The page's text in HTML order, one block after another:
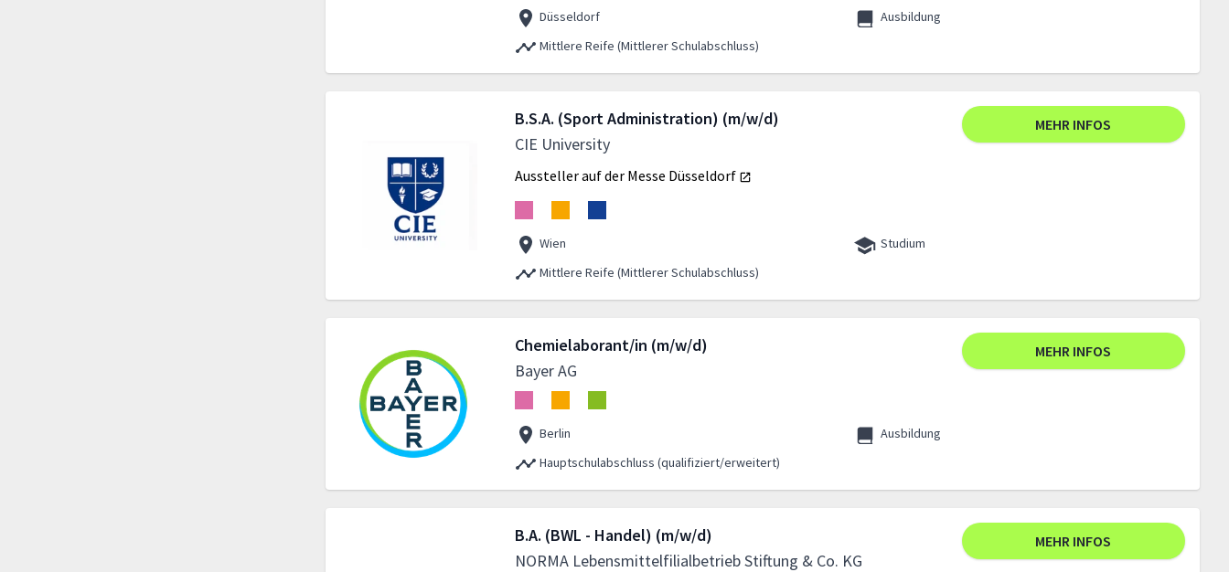
Düsseldorf
Ausbildung
Mittlere Reife (Mittlerer Schulabschluss)
B.S.A. (Sport Administration) (m/w/d)
CIE University
MEHR INFOS
Aussteller auf der Messe Düsseldorf
Wien
Studium
Mittlere Reife (Mittlerer Schulabschluss)
Chemielaborant/in (m/w/d)
Bayer AG
MEHR INFOS
Berlin
Ausbildung
Hauptschulabschluss (qualifiziert/erweitert)
B.A. (BWL - Handel) (m/w/d)
NORMA Lebensmittelfilialbetrieb Stiftung & Co. KG
MEHR INFOS